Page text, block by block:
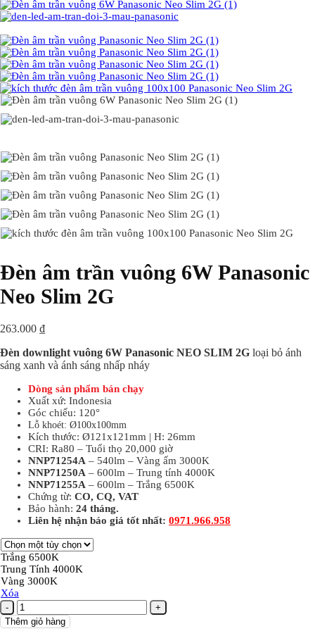
Đèn âm trần vuông 6W Panasonic
Neo Slim 2G
263.000 ₫
Đèn downlight vuông 6W Panasonic NEO SLIM 2G loại bỏ ánh
sáng xanh và ánh sáng nhấp nháy
Dòng sản phẩm bán chạy
Xuất xứ: Indonesia
Góc chiếu: 120°
Lỗ khoét: Ø100x100mm
Kích thước: Ø121x121mm | H: 26mm
CRI: Ra80 – Tuổi thọ 20,000 giờ
NNP71254A – 540lm – Vàng ấm 3000K
NNP71250A – 600lm – Trung tính 4000K
NNP71255A – 600lm – Trắng 6500K
Chứng từ: CO, CQ, VAT
Bảo hành: 24 tháng.
Liên hệ nhận báo giá tốt nhất: 0971.966.958
Trắng 6500K
Trung Tính 4000K
Vàng 3000K
Xóa
Đèn
âm
Thêm giỏ hàng